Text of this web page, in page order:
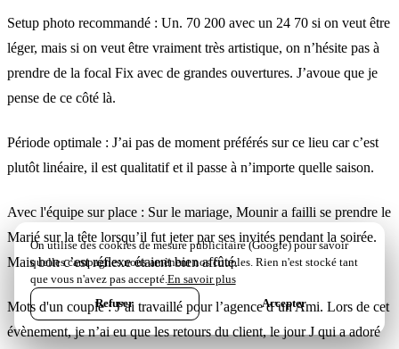
Setup photo recommandé : Un. 70 200 avec un 24 70 si on veut être
léger, mais si on veut être vraiment très artistique, on n’hésite pas à
prendre de la focal Fix avec de grandes ouvertures. J’avoue que je
pense de ce côté là.
Période optimale : J’ai pas de moment préférés sur ce lieu car c’est
plutôt linéaire, il est qualitatif et il passe à n’importe quelle saison.
Avec l'équipe sur place : Sur le mariage, Mounir a failli se prendre le
Marié sur la tête lorsqu’il fut jeter par ses invités pendant la soirée.
Mais bon c’est réflexe étaient bien affûté.
Mots d'un couple : J’ai travaillé pour l’agence d’un Ami. Lors de cet
évènement, je n’ai eu que les retours du client, le jour J qui a adoré
Parlez-nous de votre projet→
On utilise des cookies de mesure publicitaire (Google) pour savoir
quelles campagnes nous amènent nos couples. Rien n'est stocké tant
que vous n'avez pas accepté. En savoir plus
Refuser
Accepter